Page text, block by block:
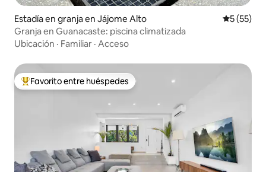
Estadía en granja en Jájome Alto
5 (55)
Granja en Guanacaste: piscina climatizada
Ubicación · Familiar · Acceso
Favorito entre huéspedes preferido
Favorito entre huéspedes